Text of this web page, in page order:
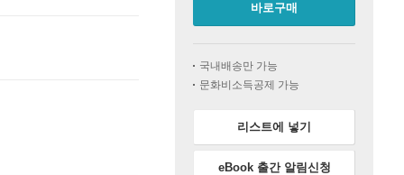
바로구매
국내배송만 가능
문화비소득공제 가능
리스트에 넣기
eBook 출간 알림신청